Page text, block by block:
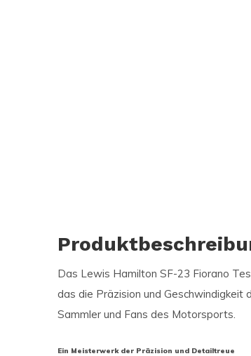
Das Lewis Hamilton SF-23 Fiorano
das die Präzision und
Sammler und Fans des Motorsports.
Ein Meisterwerk der Präzision und Detailtreue